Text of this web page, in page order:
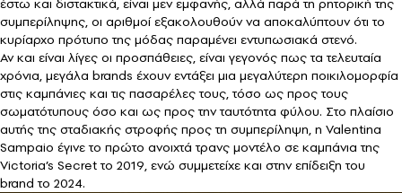
έστω και διστακτικά, είναι μεν εμφανής, αλλά παρά τη ρητορική της
συμπερίληψης, οι αριθμοί εξακολουθούν να αποκαλύπτουν ότι το
κυρίαρχο πρότυπο της μόδας παραμένει εντυπωσιακά στενό.
Αν και είναι λίγες οι προσπάθειες, είναι γεγονός πως τα τελευταία
χρόνια, μεγάλα brands έχουν εντάξει μια μεγαλύτερη ποικιλομορφία
στις καμπάνιες και τις πασαρέλες τους, τόσο ως προς τους
σωματότυπους όσο και ως προς την ταυτότητα φύλου. Στο πλαίσιο
αυτής της σταδιακής στροφής προς τη συμπερίληψη, η Valentina
Sampaio έγινε το πρώτο ανοιχτά τρανς μοντέλο σε καμπάνια της
Victoria’s Secret το 2019, ενώ συμμετείχε και στην επίδειξη του
brand το 2024.